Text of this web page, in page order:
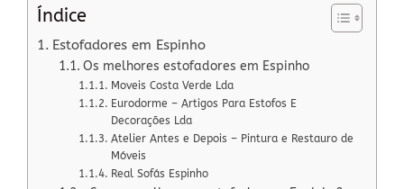
Índice
Estofadores em Espinho
Os melhores estofadores em Espinho
Moveis Costa Verde Lda
Eurodorme – Artigos Para Estofos E
Decorações Lda
Atelier Antes e Depois – Pintura e Restauro de
Móveis
Real Sofás Espinho